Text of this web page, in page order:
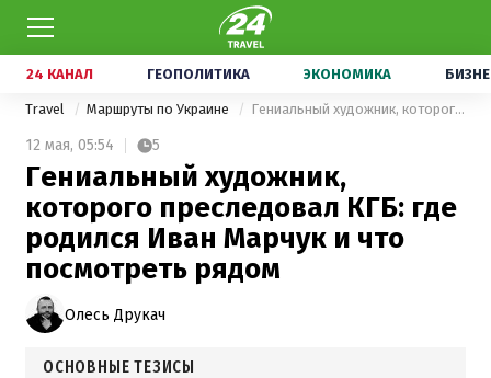
24 КАНАЛ ГЕОПОЛИТИКА ЭКОНОМИКА
Travel Маршруты по Украине Гениальный художник, которого преследовал КГБ: где родился Иван Марчук и что посмотреть рядом
12 мая, 05:54 5
Гениальный художник,
которого преследовал КГБ: где
родился Иван Марчук и что
посмотреть рядом
Олесь Друкач
ОСНОВНЫЕ ТЕЗИСЫ